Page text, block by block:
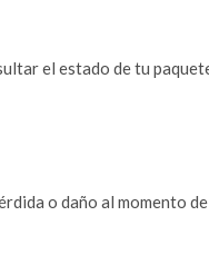
el estado de tu
o daño al momento